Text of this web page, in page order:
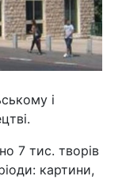
і
7 тис. творів
картини,